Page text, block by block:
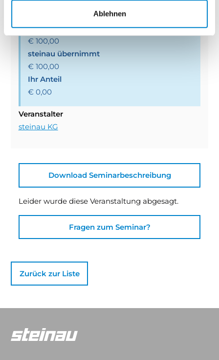
Ablehnen
Seminarpreis
€ 100,00
steinau übernimmt
€ 100,00
Ihr Anteil
€ 0,00
Veranstalter
steinau KG
Download Seminarbeschreibung
Leider wurde diese Veranstaltung abgesagt.
Fragen zum Seminar?
Zurück zur Liste